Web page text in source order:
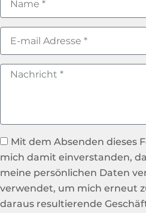
Mit dem Absenden dieses
mich damit einverstanden,
meine persönlichen Daten
verwendet, um mich erneut
daraus resultierende